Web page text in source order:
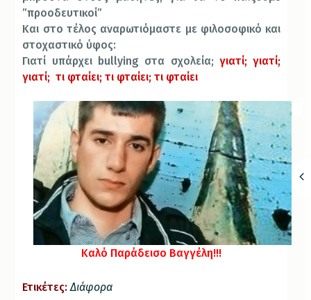
”προοδευτικοί”
Και στο τέλος αναρωτιόμαστε με φιλοσοφικό και
στοχαστικό ύφος:
Γιατί υπάρχει bullying στα σχολεία;γιατί; γιατί;
γιατί; τι φταίει; τι φταίει; τι φταίει
Καλό Παράδεισο Βαγγέλη!!!
Ετικέτες: Διάφορα